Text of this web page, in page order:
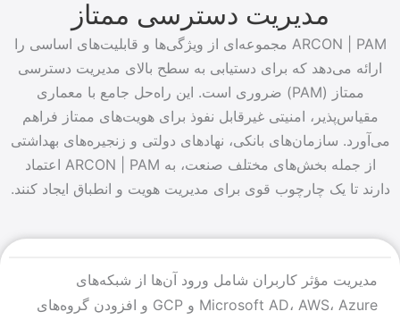
مدیریت مؤثر کاربران شامل ورود آن‌ها از شبکه‌های
Microsoft AD، AWS، Azure و GCP و افزودن گروه‌های
مدیریت دسترسی ممتاز
ARCON | PAM مجموعه‌ای از ویژگی‌ها و قابلیت‌های اساسی را
ارائه می‌دهد که برای دستیابی به سطح بالای مدیریت دسترسی
ممتاز (PAM) ضروری است. این راه‌حل جامع با معماری
مقیاس‌پذیر، امنیتی غیرقابل نفوذ برای هویت‌های ممتاز فراهم
می‌آورد. سازمان‌های بانکی، نهادهای دولتی و زنجیره‌های بهداشتی
از جمله بخش‌های مختلف صنعت، به ARCON | PAM اعتماد
دارند تا یک چارچوب قوی برای مدیریت هویت و انطباق ایجاد کنند.